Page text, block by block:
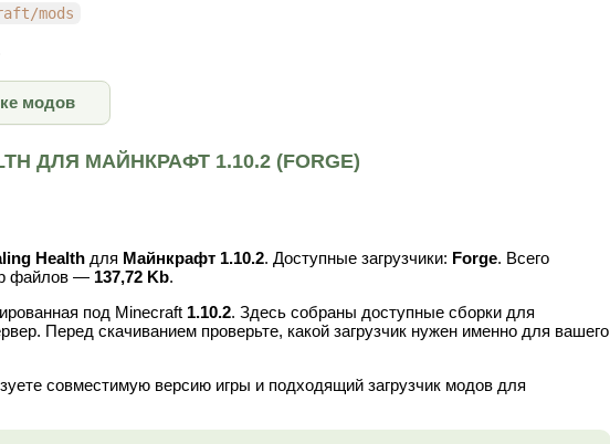
mods
модов
ДЛЯ МАЙНКРАФТ 1.10.2 (FORGE)
Health для Майнкрафт 1.10.2. Доступные загрузчики: Forge. Всего
файлов — 137,72 Kb.
под Minecraft 1.10.2. Здесь собраны доступные сборки для
Перед скачиванием проверьте, какой загрузчик нужен именно для вашего
совместимую версию игры и подходящий загрузчик модов для